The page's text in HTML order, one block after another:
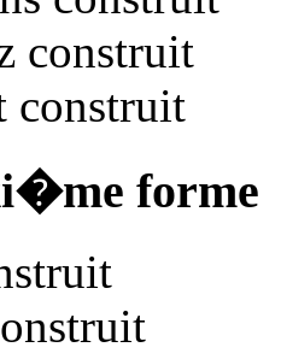
construit
construit
forme
it
it